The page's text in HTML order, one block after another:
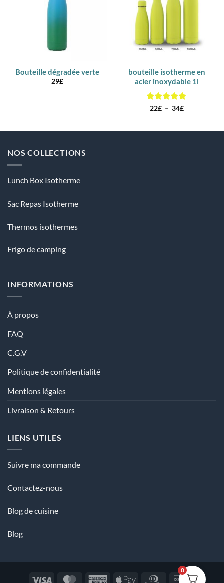
Bouteille dégradée verte
29£
bouteille isotherme en
acier inoxydable 1l
Note5 sur
22£ – 34£Plage
NOS COLLECTIONS
Lunch Box Isotherme
Sac Repas Isotherme
Thermos isothermes
Frigo de camping
INFORMATIONS
À propos
FAQ
C.G.V
Politique de confidentialité
Mentions légales
Livraison & Retours
LIENS UTILES
Suivre ma commande
Contactez-nous
Blog de cuisine
Blog
Visa MasterCardAmericanApple Dinners Discover
0